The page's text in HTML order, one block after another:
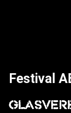
Info
Media
Festival